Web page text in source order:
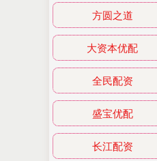
方圆之道
大资本优配
全民配资
盛宝优配
长江配资